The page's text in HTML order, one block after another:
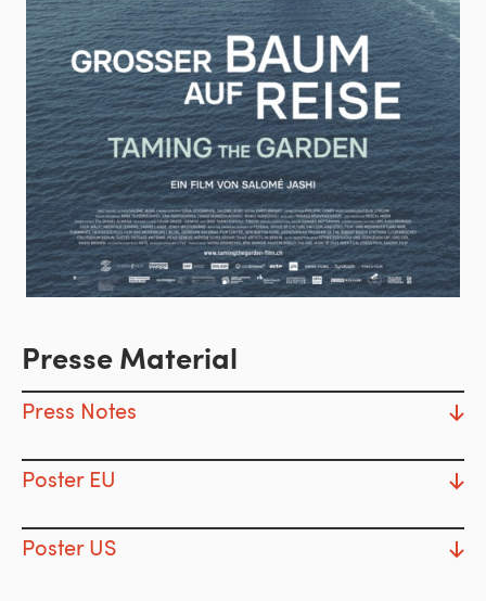
Presse Material
Press Notes
Poster EU
Poster US